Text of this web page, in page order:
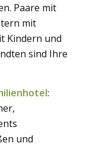
Paare mit
mit
Kindern und
sind Ihre
:
und